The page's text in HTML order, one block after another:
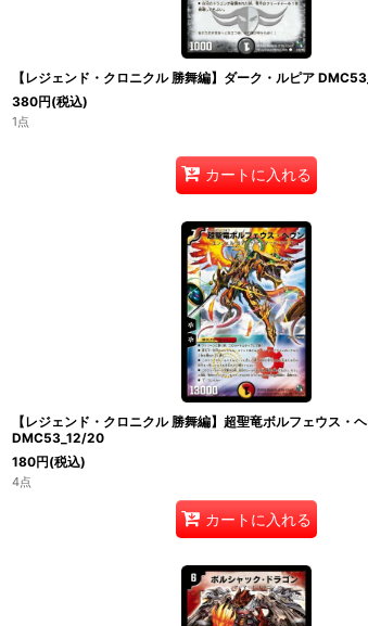
【レジェンド・クロニクル 勝舞編】ダーク・ルピア
380円(税込)
1点
カートに入れる
【レジェンド・クロニクル 勝舞編】超聖竜ボルフェウス・
DMC53_12/20
180円(税込)
4点
カートに入れる